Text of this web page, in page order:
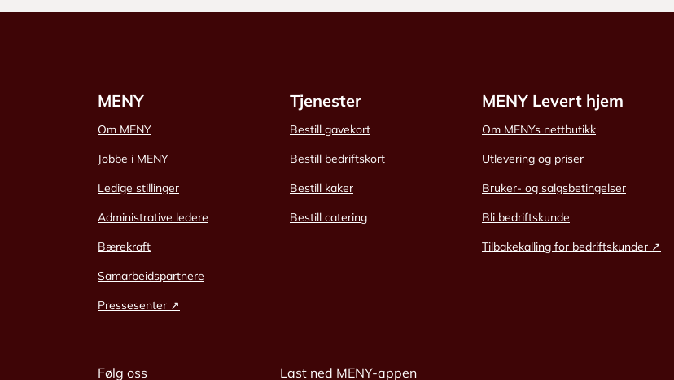
MENY
Om MENY
Jobbe i MENY
Ledige stillinger
Administrative ledere
Bærekraft
Samarbeidspartnere
Pressesenter ↗
Tjenester
Bestill gavekort
Bestill bedriftskort
Bestill kaker
Bestill catering
MENY Levert hjem
Om MENYs nettbutikk
Utlevering og priser
Bruker- og salgsbetingelser
Bli bedriftskunde
Tilbakekalling for bedriftskunder ↗
Følg oss Last ned MENY-appen